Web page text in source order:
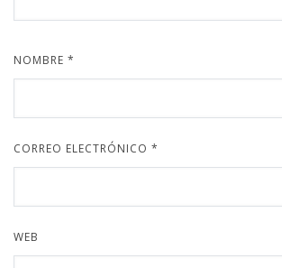
NOMBRE *
CORREO ELECTRÓNICO *
WEB